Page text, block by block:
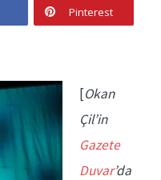
Pinterest
[Okan
Çil’in
Gazete
Duvar’da